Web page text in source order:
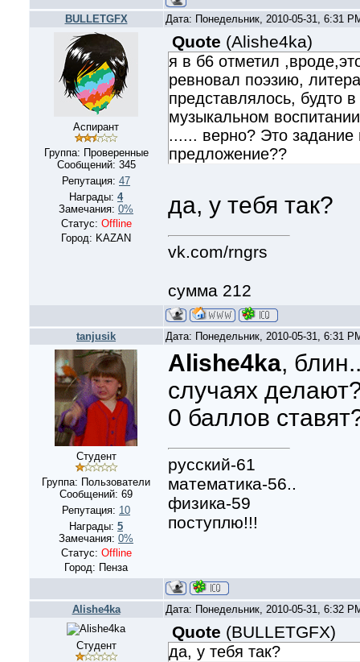
BULLETGFX Дата: Понедельник, 2010-05-31, 6:31
Аспирант
Группа: Проверенные
Сообщений: 345
Репутация: 47
Награды: 4
Замечания: 0%
Статус: Offline
Город: KAZAN
Quote (Alishe4ka)
я в б6 отметил
ревновал поэзию,
представлялось, будто
музыкальном
...... верно? Это задание
предложение??
да, у тебя так?
vk.com/rngrs
сумма 212
tanjusik Дата: Понедельник, 2010-05-31, 6:31
Студент
Группа: Пользователи
Сообщений: 69
Репутация: 10
Награды: 5
Замечания: 0%
Статус: Offline
Город: Пенза
Alishe4ka,
случаях
0 баллов
русский-61
математика-56..
физика-59
поступлю!!!
Alishe4ka Дата: Понедельник, 2010-05-31, 6:32
Студент
Quote (BULLETGFX)
да, у тебя так?